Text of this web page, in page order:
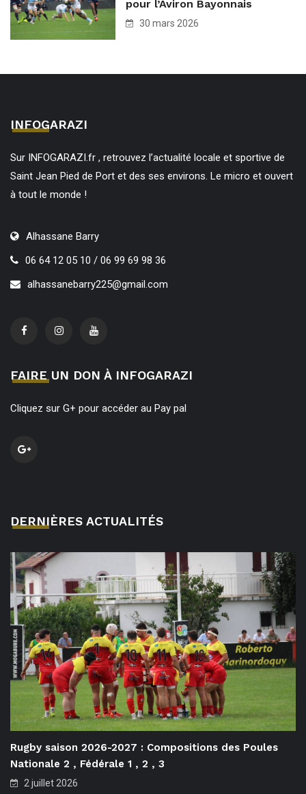
pour l’Aviron Bayonnais
30 mars 2026
INFOGARAZI
Sur INFOGARAZI.fr , retrouvez l’actualité locale et sportive de
Saint Jean Pied de Port et des ses environs. Le micro et ouvert
à tout le monde !
Alhassane Barry
06 64 12 05 10 / 06 99 69 98 36
alhassanebarry225@gmail.com
FAIRE UN DON À INFOGARAZI
Cliquez sur G+ pour accéder au Pay pal
DERNIÈRES ACTUALITÉS
Rugby saison 2026-2027 : Compositions des Poules
Nationale 2 , Fédérale 1 , 2 , 3
2 juillet 2026